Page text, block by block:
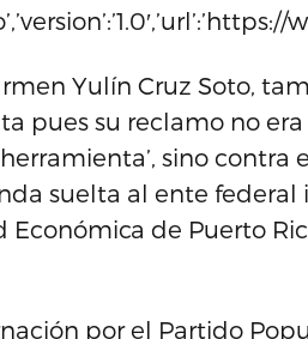
Yulín Cruz Soto,
pues su reclamo no
sino contra
suelta al ente federal
de Puerto
por el Partido